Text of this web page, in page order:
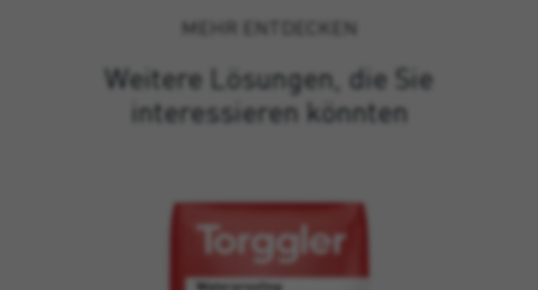
MEHR ENTDECKEN
Weitere Lösungen, die Sie
interessieren könnten